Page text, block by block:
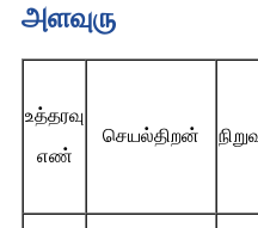
அளவுரு
உத்தரவு
எண்
செயல்திறன்